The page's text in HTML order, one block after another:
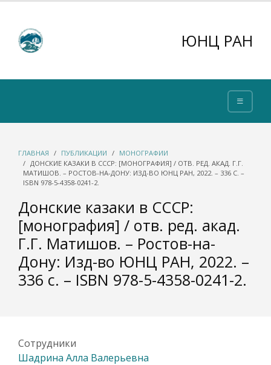
ЮНЦ РАН
ГЛАВНАЯ ПУБЛИКАЦИИ
МОНОГРАФИИ
ДОНСКИЕ КАЗАКИ В СССР: [МОНОГРАФИЯ] / ОТВ. РЕД. АКАД. Г.Г.
МАТИШОВ. – РОСТОВ-НА-ДОНУ: ИЗД-ВО ЮНЦ РАН, 2022. – 336 С. –
ISBN 978-5-4358-0241-2.
Донские казаки в СССР:
[монография] / отв. ред. акад.
Г.Г. Матишов. – Ростов-на-
Дону: Изд-во ЮНЦ РАН, 2022. –
336 с. – ISBN 978-5-4358-0241-2.
Сотрудники
Шадрина Алла Валерьевна